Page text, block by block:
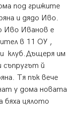
под грижите
и дядо Иво.
Иво Иванов е
в 11 ОУ ,
клуб.Дъщеря им
съпругът й
Тя пък вече
у дома новата
бяха цялото